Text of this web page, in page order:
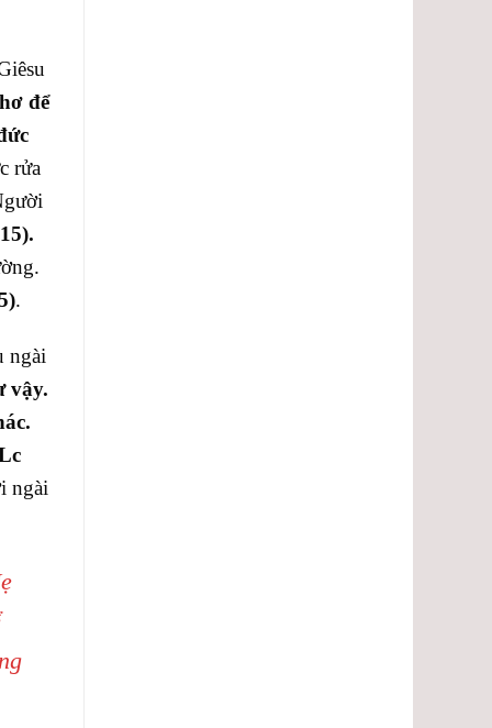
để
rửa
.
ngài
vậy.
ngài